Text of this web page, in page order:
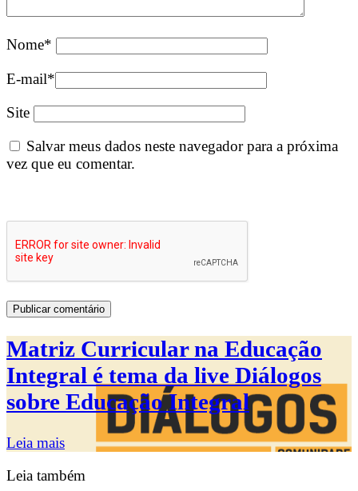
Nome*
E-mail*
Site
Salvar meus dados neste navegador para a próxima
vez que eu comentar.
Matriz Curricular na Educação
Integral é tema da live Diálogos
sobre Educação Integral
Leia mais
Leia também